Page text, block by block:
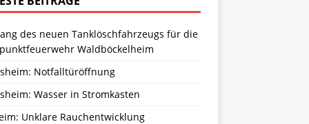
des neuen Tanklöschfahrzeugs für die
Waldböckelheim
Notfalltüröffnung
Wasser in Stromkasten
Unklare Rauchentwicklung